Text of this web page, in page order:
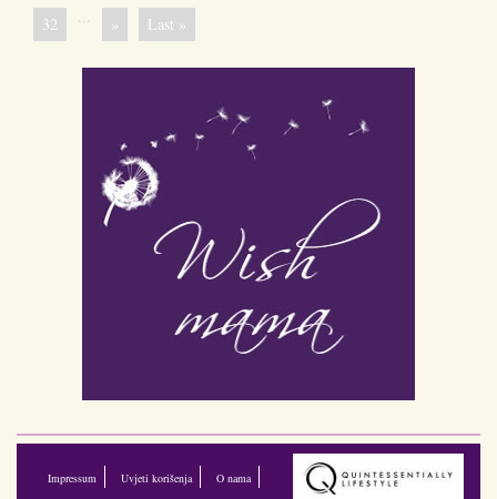
32
... » Last »
Impressum Uvjeti korišenja O nama